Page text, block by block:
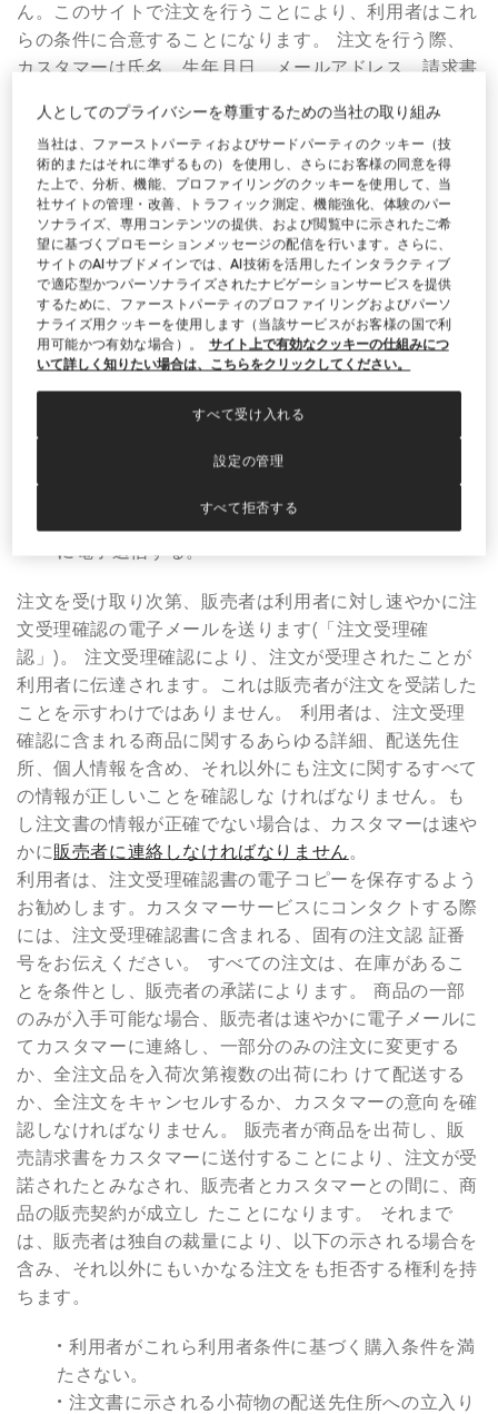
ん。このサイトで注文を行うことにより、利用者はこれ
らの条件に合意することになります。 注文を行う際、
カスタマーは氏名、生年月日、メールアドレス、請求書
とされるすべての個人情報を記載しなければなりませ
ん。それらの情報は真実、正確、そして最新のものでな
ければなりません。 利用者は他者の明確な許可を得て
いなければ、他人の名義にて購入することはできませ
ん。
6. 注文処理
注文を完了させる前に、すべての利用者は以下の事項を
行います。
b) 注文概要の下にあるチェックボックスをクリッ
クして、これらの条件を明確に容認する；さらに
に電子送信する。
注文を受け取り次第、販売者は利用者に対し速やかに注
文受理確認の電子メールを送ります(「注文受理確
認」)。 注文受理確認により、注文が受理されたことが
利用者に伝達されます。これは販売者が注文を受諾した
ことを示すわけではありません。 利用者は、注文受理
確認に含まれる商品に関するあらゆる詳細、配送先住
所、個人情報を含め、それ以外にも注文に関するすべて
の情報が正しいことを確認しな ければなりません。も
し注文書の情報が正確でない場合は、カスタマーは速や
かに販売者に連絡しなければなりません。
利用者は、注文受理確認書の電子コピーを保存するよう
お勧めします。カスタマーサービスにコンタクトする際
には、注文受理確認書に含まれる、固有の注文認 証番
号をお伝えください。 すべての注文は、在庫があるこ
とを条件とし、販売者の承諾によります。 商品の一部
のみが入手可能な場合、販売者は速やかに電子メールに
てカスタマーに連絡し、一部分のみの注文に変更する
か、全注文品を入荷次第複数の出荷にわ けて配送する
か、全注文をキャンセルするか、カスタマーの意向を確
認しなければなりません。 販売者が商品を出荷し、販
売請求書をカスタマーに送付することにより、注文が受
諾されたとみなされ、販売者とカスタマーとの間に、商
品の販売契約が成立し たことになります。 それまで
は、販売者は独自の裁量により、以下の示される場合を
含み、それ以外にもいかなる注文をも拒否する権利を持
ちます。
• 利用者がこれら利用者条件に基づく購入条件を満
たさない。
• 注文書に示される小荷物の配送先住所への立入り
人としてのプライバシーを尊重するための当社の取り組み
当社は、ファーストパーティおよびサードパーティのクッキー（技
術的またはそれに準ずるもの）を使用し、さらにお客様の同意を得
た上で、分析、機能、プロファイリングのクッキーを使用して、当
社サイトの管理・改善、トラフィック測定、機能強化、体験のパー
ソナライズ、専用コンテンツの提供、および閲覧中に示されたご希
望に基づくプロモーションメッセージの配信を行います。さらに、
サイトのAIサブドメインでは、AI技術を活用したインタラクティブ
で適応型かつパーソナライズされたナビゲーションサービスを提供
するために、ファーストパーティのプロファイリングおよびパーソ
ナライズ用クッキーを使用します（当該サービスがお客様の国で利
用可能かつ有効な場合）。
サイト上で有効なクッキーの仕組みにつ
いて詳しく知りたい場合は、こちらをクリックしてください。
設定の管理
すべて拒否する
すべて受け入れる